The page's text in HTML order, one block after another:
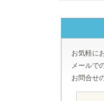
お気軽に
メールで
お問合せ